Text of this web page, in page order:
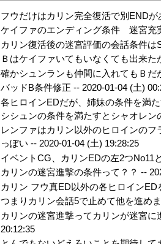
フウだけはカリン完全復活で別END
ケイファのエンディング条件 迷宮充
カリン復活後の迷宮評価の会話条件は
Ｂはケイファいてもいなくても出来た
確かシュンランも仲間に入れてもＢだ
バッドB条件修正 -- 2020-01-04 (土)
各ヒロインEDだが、姉妹の条件を満
シシュンの条件を満たすとシャオレ
レンファはカリン以外のヒロインの
っぽい -- 2020-01-04 (土) 19:28:25
イベントCG、カリンEDの左2つNo11
カリンの迷宮進撃の条件って？？ --
カリン フウ真ED以外の各ヒロイン
つまりカリン会話5で止めて他を進め
カリンの迷宮進撃ってカリンが迷宮
20:12:35